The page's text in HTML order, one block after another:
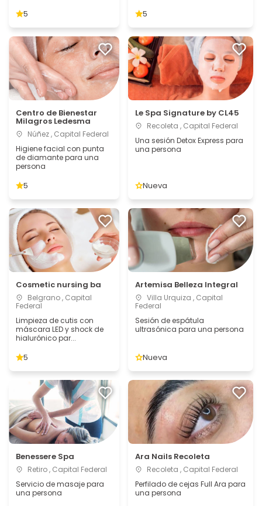
5 5
Centro de Bienestar
Milagros Ledesma
Núñez , Capital Federal
Higiene facial con punta
de diamante para una
persona
5
Le Spa Signature by CL45
Recoleta , Capital Federal
Una sesión Detox Express para
una persona
Nueva
Cosmetic nursing ba
Belgrano , Capital
Federal
Limpieza de cutis con
máscara LED y shock de
hialurónico par...
5
Artemisa Belleza Integral
Villa Urquiza , Capital
Federal
Sesión de espátula
ultrasónica para una persona
Nueva
Benessere Spa
Retiro , Capital Federal
Servicio de masaje para
una persona
Ara Nails Recoleta
Recoleta , Capital Federal
Perfilado de cejas Full Ara para
una persona